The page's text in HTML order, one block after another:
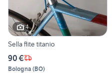
4
Sella flite titanio
90 €
Bologna (BO)